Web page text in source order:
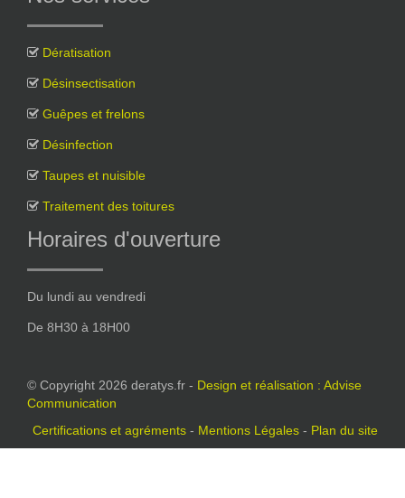
Dératisation
Désinsectisation
Guêpes et frelons
Désinfection
Taupes et nuisible
Traitement des toitures
Horaires d'ouverture
Du lundi au vendredi
De 8H30 à 18H00
© Copyright 2026 deratys.fr - Design et réalisation : Advise
Communication
Certifications et agréments - Mentions Légales - Plan du site